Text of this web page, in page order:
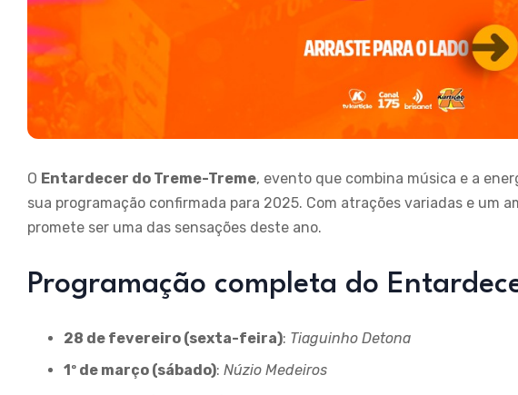
O Entardecer do Treme-Treme, evento que combina música e a
sua programação confirmada para 2025. Com atrações variadas e um
promete ser uma das sensações deste ano.
Programação completa do
28 de fevereiro (sexta-feira): Tiaguinho Detona
1º de março (sábado): Núzio Medeiros